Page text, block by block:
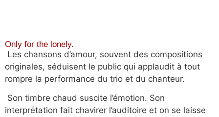
Only for the lonely.
Les chansons d’amour, souvent des compositions
originales, séduisent le public qui applaudit à tout
rompre la performance du trio et du chanteur.
Son timbre chaud suscite l’émotion. Son
interprétation fait chavirer l’auditoire et on se laisse